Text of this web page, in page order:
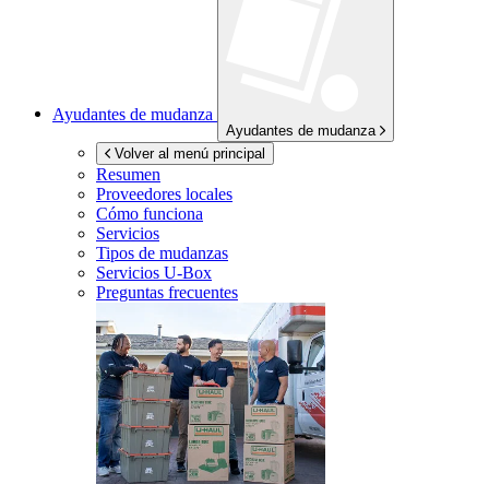
Ayudantes de mudanza
Ayudantes de mudanza
Volver al menú principal
Resumen
Proveedores locales
Cómo funciona
Servicios
Tipos de mudanzas
Servicios U-Box
Preguntas frecuentes